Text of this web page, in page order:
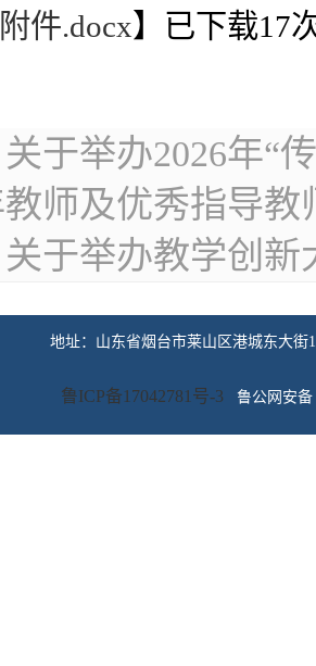
件.docx】已下载17
关于举办2026年“
师及优秀指导
关于举办教学创
地址：山东省烟台市莱山区港城东大
鲁ICP备17042781号-3 鲁公网安备